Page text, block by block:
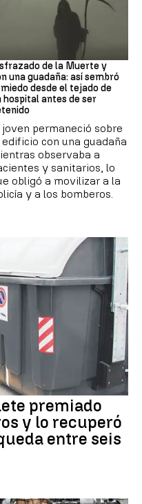
de la Muerte y
una guadaña: así sembró
desde el tejado de
hospital antes de ser
joven permaneció sobre
con una guadaña
observaba a
y sanitarios, lo
obligó a movilizar a la
y a los bomberos.
premiado
y lo recuperó
entre seis